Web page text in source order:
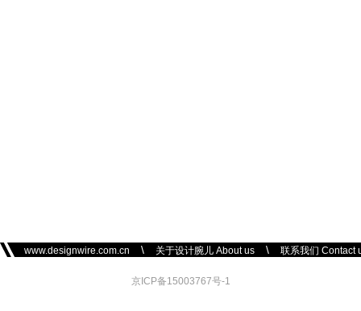
www.designwire.com.cn \ 关于设计腕儿 About us \ 联系我们 Contact
京ICP备15003767号-1